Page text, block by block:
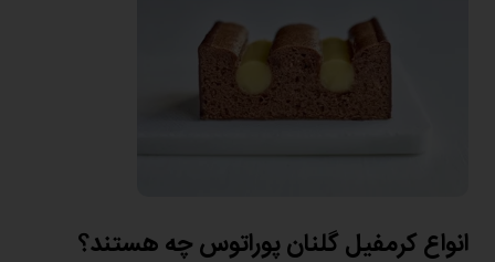
انواع کرمفیل گلنان پوراتوس چه هستند؟